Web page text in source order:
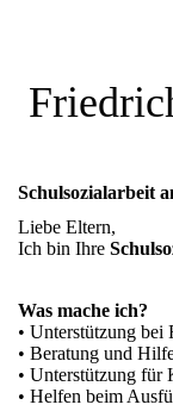
Schulsozialarbeit
Liebe Eltern,
Ich bin Ihre
Was mache ich?
• Unterstützung bei
• Beratung und
• Unterstützung für
• Helfen beim